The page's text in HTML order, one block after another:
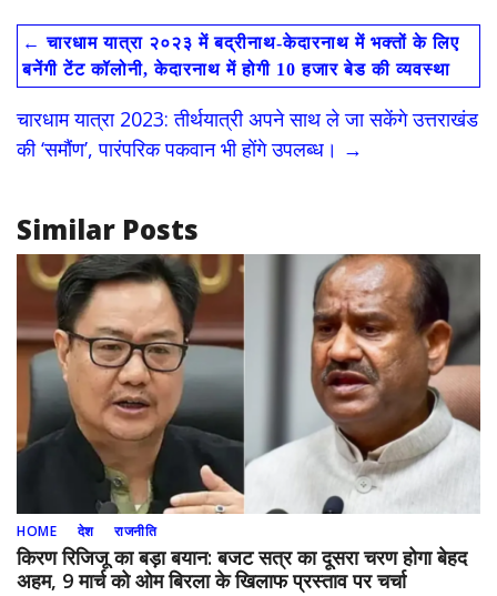
e
b
o
o
k
to
d
o
n
ai
l
ar
e
← चारधाम यात्रा २०२३ में बद्रीनाथ-केदारनाथ में भक्‍तों के लिए
बनेंगी टेंट कॉलोनी, केदारनाथ में होगी 10 हजार बेड की व्यवस्था
चारधाम यात्रा 2023: तीर्थयात्री अपने साथ ले जा सकेंगे उत्तराखंड
की ‘समौंण’, पारंपरिक पकवान भी होंगे उपलब्ध। →
Similar Posts
HOME देश राजनीति
किरण रिजिजू का बड़ा बयान: बजट सत्र का दूसरा चरण होगा बेहद
अहम, 9 मार्च को ओम बिरला के खिलाफ प्रस्ताव पर चर्चा